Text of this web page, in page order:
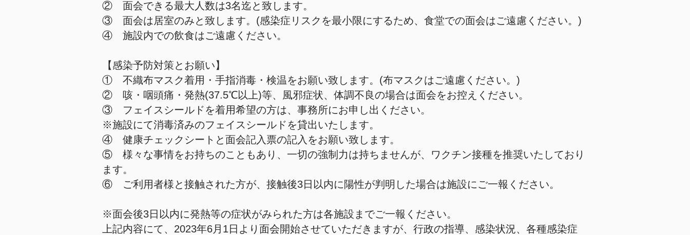
② 面会できる最大人数は3名迄と致します。
③ 面会は居室のみと致します。(感染症リスクを最小限にするため、食堂での面会はご遠慮ください。)
④ 施設内での飲食はご遠慮ください。
【感染予防対策とお願い】
① 不織布マスク着用・手指消毒・検温をお願い致します。(布マスクはご遠慮ください。)
② 咳・咽頭痛・発熱(37.5℃以上)等、風邪症状、体調不良の場合は面会をお控えください。
③ フェイスシールドを着用希望の方は、事務所にお申し出ください。
※施設にて消毒済みのフェイスシールドを貸出いたします。
④ 健康チェックシートと面会記入票の記入をお願い致します。
​⑤ 様々な事情をお持ちのこともあり、一切の強制力は持ちませんが、ワクチン接種を推奨いたしており
ます。
⑥ ご利用者様と接触された方が、接触後3日以内に陽性が判明した場合は施設にご一報ください。
※面会後3日以内に発熱等の症状がみられた方は各施設までご一報ください。
上記内容にて、2023年6月1日より面会開始させていただきますが、行政の指導、感染状況、各種感染症